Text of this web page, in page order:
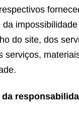
da
do site, dos
serviços,